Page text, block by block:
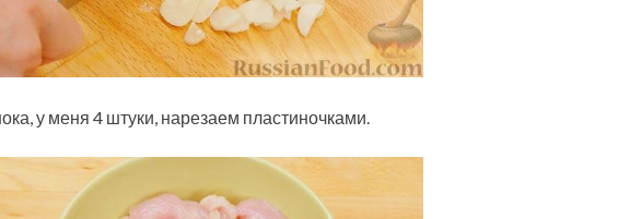
у меня 4 штуки, нарезаем пластиночками.